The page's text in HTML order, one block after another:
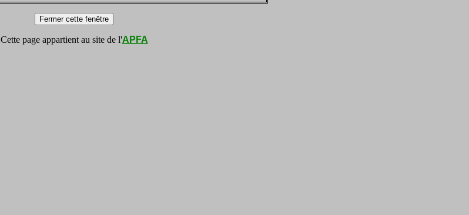
Cette page appartient au site de l'APFA